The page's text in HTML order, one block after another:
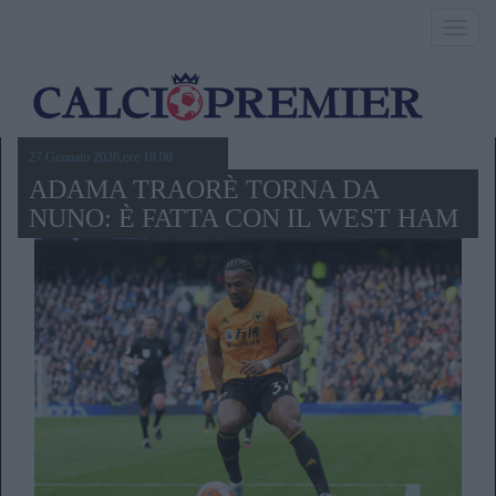
27 Gennaio 2026,ore 18.00
ADAMA TRAORÈ TORNA DA
NUNO: È FATTA CON IL WEST HAM